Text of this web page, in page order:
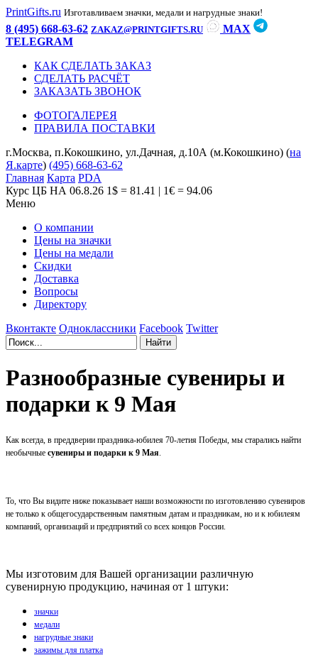
PrintGifts.ru Изготавливаем значки, медали и нагрудные знаки!
8 (495) 668-63-62 ZAKAZ@PRINTGIFTS.RU
MAX
TELEGRAM
КАК СДЕЛАТЬ ЗАКАЗ
СДЕЛАТЬ РАСЧЁТ
ЗАКАЗАТЬ ЗВОНОК
ФОТОГАЛЕРЕЯ
ПРАВИЛА ПОСТАВКИ
г.Москва, п.Кокошкино, ул.Дачная, д.10А (м.Кокошкино) (на
Я.карте) (495) 668-63-62
Главная Карта PDA
Курс ЦБ НА 06.8.26 1$ = 81.41 | 1€ = 94.06
Меню
О компании
Цены на значки
Цены на медали
Скидки
Доставка
Вопросы
Директору
Вконтакте Одноклассники Facebook Twitter
Разнообразные сувениры и
подарки к 9 Мая
Как всегда, в преддверии праздника-юбилея 70-летия Победы, мы старались найти
необычные сувениры и подарки к 9 Мая.
То, что Вы видите ниже показывает наши возможности по изготовлению сувениров
не только к общегосударственным памятным датам и праздникам, но и к юбилеям
компаний, организаций и предприятий со всех концов России.
Мы изготовим для Вашей организации различную
сувенирную продукцию, начиная от 1 штуки:
значки
медали
нагрудные знаки
зажимы для платка